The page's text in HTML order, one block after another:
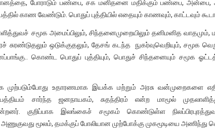
போராடும் பண்பை, சக மனிதனை மதிக்கும் பண்பை,
காண வேண்டும். பொதுப் புத்தியில் எதையும் காணவும், காட்டவும்
சமூக அமைப்பிலும், சிந்தனைமுறையிலும் தனிமனித வாதமும்,
ஒடுக்குதலும், தேசங் கடந்த நுகர்வுவெறியும், சமூக
கொண்ட பொதுப் புத்தியும், பொதுச் சிந்தனையும் சமூக
உதாரணமாக இயக்க மற்றும் அரசு வன்முறைகளை
சார்ந்த ஜனநாயகம், சுதந்திரம் என்ற மாமூல்
குறிப்பாக இலங்கைச் சமூகம் கொண்டுள்ள
மூலம், தமக்குப் போலியான முற்போக்கு முகமூடியை அணிந்து